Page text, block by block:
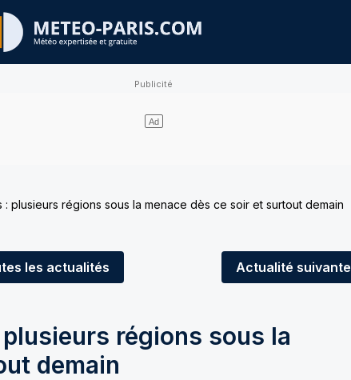
plusieurs régions sous la menace dès ce soir et surtout demain
les actualités Actualité suivante
régions sous la
demain